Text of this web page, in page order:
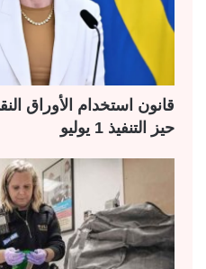
قانون استخدام الأوراق
حيز التنفيذ 1 يوليو